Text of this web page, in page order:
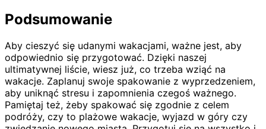
Podsumowanie
Aby cieszyć się udanymi wakacjami, ważne jest, aby
odpowiednio się przygotować. Dzięki naszej
ultimatywnej liście, wiesz już, co trzeba wziąć na
wakacje. Zaplanuj swoje spakowanie z wyprzedzeniem,
aby uniknąć stresu i zapomnienia czegoś ważnego.
Pamiętaj też, żeby spakować się zgodnie z celem
podróży, czy to plażowe wakacje, wyjazd w góry czy